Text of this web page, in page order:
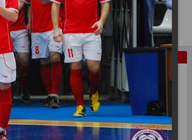
Спартак победитель межконтинентального кубка по